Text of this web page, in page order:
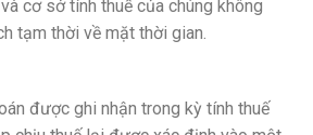
cơ sở tính thuế của chúng không
tạm thời về mặt thời gian.
được ghi nhận trong kỳ tính thuế